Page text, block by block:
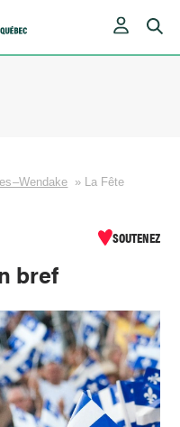
» La Fête
SOUTENEZ
bref